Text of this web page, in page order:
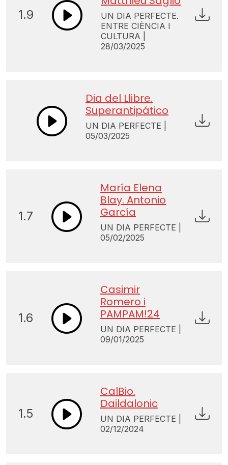
1.9
UN DIA PERFECTE.
ENTRE CIÈNCIA I
CULTURA |
28/03/2025
Dia del Llibre.
Superantipático
UN DIA PERFECTE |
05/03/2025
1.7
María Elena
Blay. Antonio
García
UN DIA PERFECTE |
05/02/2025
1.6
Casimir
Romero i
PAMPAM!24
UN DIA PERFECTE |
09/01/2025
1.5
CalBio.
Daildalonic
UN DIA PERFECTE |
02/12/2024